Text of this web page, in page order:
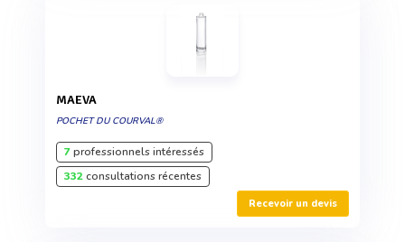
MAEVA
POCHET DU COURVAL®
7professionnels intéressés
332consultations récentes
Recevoir un devis